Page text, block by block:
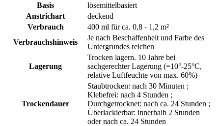
Basis
lösemittelbasiert
Anstrichart
deckend
Verbrauch
400 ml für ca. 0,8 - 1,2 m²
Verbrauchshinweis
Je nach Beschaffenheit und Farbe des
Untergrundes reichen
Lagerung
Trocken lagern. 10 Jahre bei
sachgerechter Lagerung (=10°-25°C,
relative Luftfeuchte von max. 60%)
Trockendauer
Staubtrocken: nach 30 Minuten ;
Klebefrei: nach 4 Stunden ;
Durchgetrocknet: nach ca. 24 Stunden ;
Überlackierbar: innerhalb 2 Stunden
oder nach ca. 24 Stunden